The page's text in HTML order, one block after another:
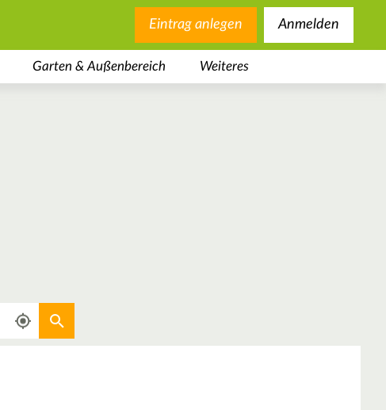
Eintrag anlegen Anmelden
Garten & Außenbereich Weiteres
Aktuellen Standort verwenden